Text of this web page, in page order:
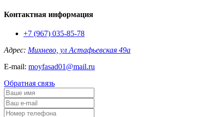
Контактная информация
+7 (967) 035-85-78
Адрес: Михнево, ул Астафьевская 49а
E-mail: moyfasad01@mail.ru
Обратная связь